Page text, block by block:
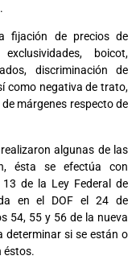
fijación de precios de
boicot,
discriminación de
como negativa de trato,
márgenes respecto de
algunas de las
ésta se efectúa con
de la Ley Federal de
en el DOF el 24 de
54, 55 y 56 de la nueva
determinar si se están o
éstos.